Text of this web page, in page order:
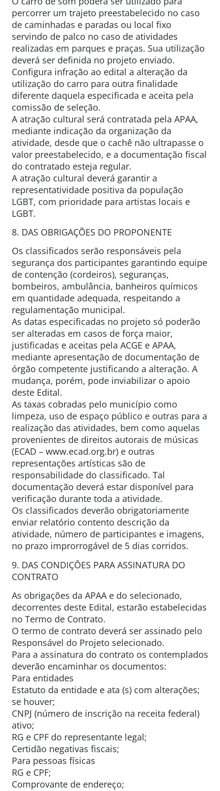
percorrer um trajeto preestabelecido no caso
de caminhadas e paradas ou local fixo
servindo de palco no caso de atividades
realizadas em parques e praças. Sua utilização
deverá ser definida no projeto enviado.
Configura infração ao edital a alteração da
utilização do carro para outra finalidade
diferente daquela especificada e aceita pela
comissão de seleção.
A atração cultural será contratada pela APAA,
mediante indicação da organização da
atividade, desde que o cachê não ultrapasse o
valor preestabelecido, e a documentação fiscal
do contratado esteja regular.
A atração cultural deverá garantir a
representatividade positiva da população
LGBT, com prioridade para artistas locais e
LGBT.
8. DAS OBRIGAÇÕES DO PROPONENTE
Os classificados serão responsáveis pela
segurança dos participantes garantindo equipe
de contenção (cordeiros), seguranças,
bombeiros, ambulância, banheiros químicos
em quantidade adequada, respeitando a
regulamentação municipal.
As datas especificadas no projeto só poderão
ser alteradas em casos de força maior,
justificadas e aceitas pela ACGE e APAA,
mediante apresentação de documentação de
órgão competente justificando a alteração. A
mudança, porém, pode inviabilizar o apoio
deste Edital.
As taxas cobradas pelo município como
limpeza, uso de espaço público e outras para a
realização das atividades, bem como aquelas
provenientes de direitos autorais de músicas
(ECAD – www.ecad.org.br) e outras
representações artísticas são de
responsabilidade do classificado. Tal
documentação deverá estar disponível para
verificação durante toda a atividade.
Os classificados deverão obrigatoriamente
enviar relatório contento descrição da
atividade, número de participantes e imagens,
no prazo improrrogável de 5 dias corridos.
9. DAS CONDIÇÕES PARA ASSINATURA DO
CONTRATO
As obrigações da APAA e do selecionado,
decorrentes deste Edital, estarão estabelecidas
no Termo de Contrato.
O termo de contrato deverá ser assinado pelo
Responsável do Projeto selecionado.
Para a assinatura do contrato os contemplados
deverão encaminhar os documentos:
Para entidades
Estatuto da entidade e ata (s) com alterações;
se houver;
CNPJ (número de inscrição na receita federal)
ativo;
RG e CPF do representante legal;
Certidão negativas fiscais;
Para pessoas físicas
RG e CPF;
Comprovante de endereço;